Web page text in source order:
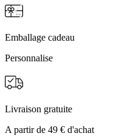
Emballage cadeau
Personnalise
Livraison gratuite
A partir de 49 € d'achat